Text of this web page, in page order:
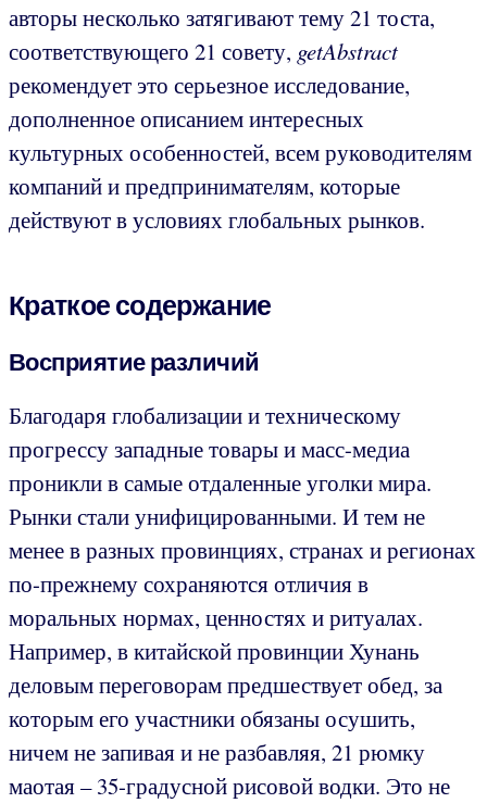
авторы несколько затягивают тему 21 тоста,
соответствующего 21 совету, getAbstract
рекомендует это серьезное исследование,
дополненное описанием интересных
культурных особенностей, всем руководителям
компаний и предпринимателям, которые
действуют в условиях глобальных рынков.
Краткое содержание
Восприятие различий
Благодаря глобализации и техническому
прогрессу западные товары и масс-медиа
проникли в самые отдаленные уголки мира.
Рынки стали унифицированными. И тем не
менее в разных провинциях, странах и регионах
по-прежнему сохраняются отличия в
моральных нормах, ценностях и ритуалах.
Например, в китайской провинции Хунань
деловым переговорам предшествует обед, за
которым его участники обязаны осушить,
ничем не запивая и не разбавляя, 21 рюмку
маотая – 35-градусной рисовой водки. Это не